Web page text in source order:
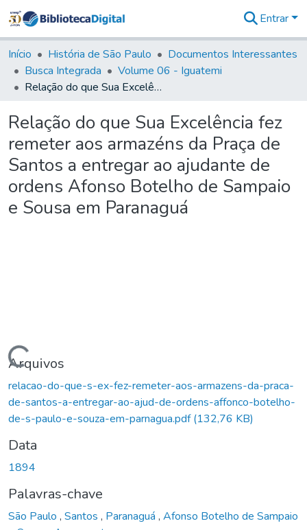
&
Coleções
Tudo na
Biblioteca
Estatísticas
Entrar
Início História de São Paulo
Documentos Interessantes
Busca Integrada
Volume 06 - Iguatemi
Relação do que Sua Excelência fez remeter aos armazéns da Praça de Santos a entregar ao ajudante de ordens Afonso Botelho de Sampaio e Sousa em Paranaguá
Relação do que Sua Excelência fez
remeter aos armazéns da Praça de
Santos a entregar ao ajudante de
ordens Afonso Botelho de Sampaio
e Sousa em Paranaguá
Carregando...
Arquivos
relacao-do-que-s-ex-fez-remeter-aos-armazens-da-praca-
de-santos-a-entregar-ao-ajud-de-ordens-affonco-botelho-
de-s-paulo-e-souza-em-parnagua.pdf(132,76 KB)
Data
1894
Palavras-chave
São Paulo , Santos , Paranaguá , Afonso Botelho de Sampaio